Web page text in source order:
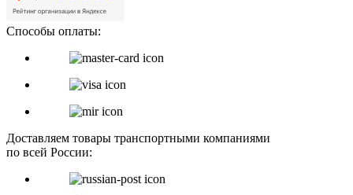
Способы оплаты:
Доставляем товары транспортными компаниями
по всей России: